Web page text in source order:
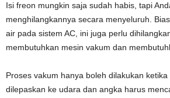
Isi freon mungkin saja sudah habis, tapi
menghilangkannya secara menyeluruh.
air pada sistem AC, ini juga perlu
membutuhkan mesin vakum dan
Proses vakum hanya boleh dilakukan
dilepaskan ke udara dan angka harus